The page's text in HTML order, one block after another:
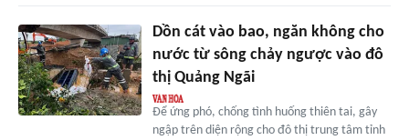
Dồn cát vào bao, ngăn không cho
nước từ sông chảy ngược vào đô
thị Quảng Ngãi
Để ứng phó, chống tình huống thiên tai, gây
ngập trên diện rộng cho đô thị trung tâm tỉnh